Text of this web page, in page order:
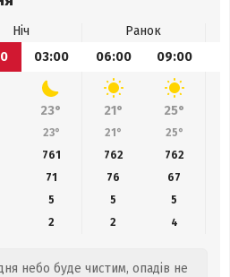
Ніч
Ранок
03:00 06:00 09:00
23° 21° 25°
23° 21° 25°
761 762 762
71 76 67
5 5
5
2 2 4
небо буде чистим, опадів не